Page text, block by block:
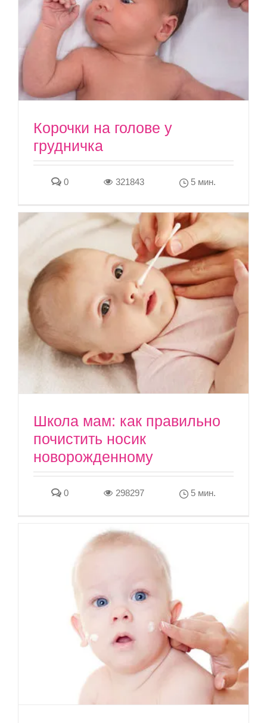
Корочки на голове у
грудничка
0 321843 5 мин.
Школа мам: как правильно
почистить носик
новорожденному
0 298297 5 мин.